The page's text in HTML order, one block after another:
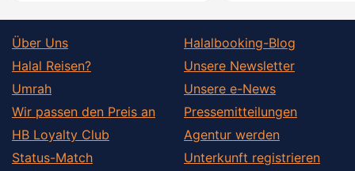
Über Uns
Halal Reisen?
Umrah
Wir passen den Preis an
HB Loyalty Club
Status-Match
Halalbooking-Blog
Unsere Newsletter
Unsere e-News
Pressemitteilungen
Agentur werden
Unterkunft registrieren